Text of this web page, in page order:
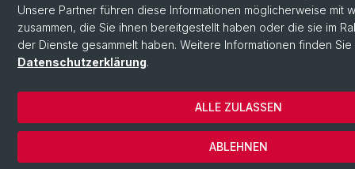
Unsere Partner führen diese Informationen möglicherweise mit
zusammen, die Sie ihnen bereitgestellt haben oder die sie im
der Dienste gesammelt haben. Weitere Informationen finden
Datenschutzerklärung.
ABLEHNEN
ALLE ZULASSEN